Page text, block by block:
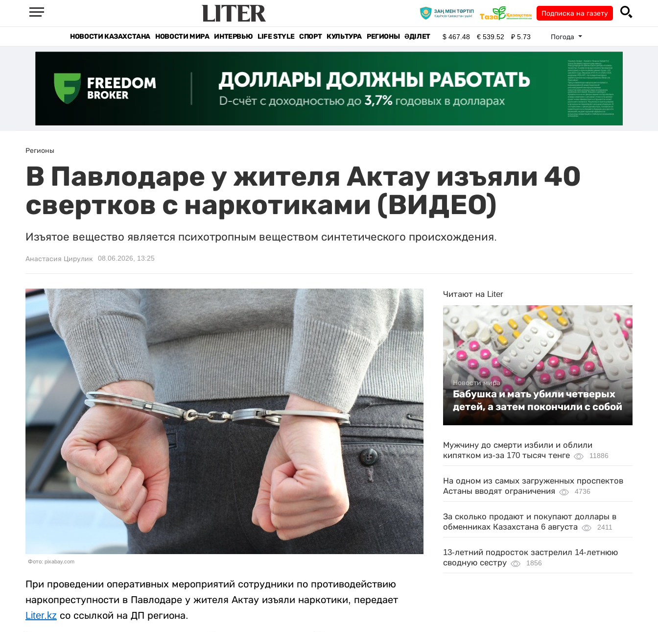
Подписка на газету
НОВОСТИ КАЗАХСТАНА НОВОСТИ МИРА ИНТЕРВЬЮ LIFE STYLE СПОРТ КУЛЬТУРА РЕГИОНЫ ӘДІЛЕТ $467.48 €539.52 ₽5.73 Погода
Регионы
В Павлодаре у жителя Актау изъяли 40
свертков с наркотиками (ВИДЕО)
Изъятое вещество является психотропным веществом синтетического происхождения.
Анастасия Цирулик 08.06.2026, 13:25
Фото: pixabay.com
При проведении оперативных мероприятий сотрудники по противодействию
наркопреступности в Павлодаре у жителя Актау изъяли наркотики, передает
Liter.kz со ссылкой на ДП региона.
Читают на Liter
Новости мира
Бабушка и мать убили четверых
детей, а затем покончили с собой
Мужчину до смерти избили и облили
кипятком из-за 170 тысяч тенге
11886
На одном из самых загруженных проспектов
Астаны вводят ограничения
4736
За сколько продают и покупают доллары в
обменниках Казахстана 6 августа
2411
13-летний подросток застрелил 14-летнюю
сводную сестру
1856